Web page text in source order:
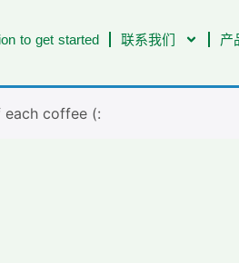
to get started 联系我们 产
each coffee (: